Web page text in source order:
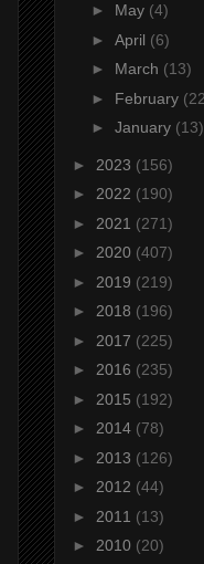
► May (4)
► April (6)
► March (13)
► February
► January (13)
► 2023 (156)
► 2022 (190)
► 2021 (271)
► 2020 (407)
► 2019 (219)
► 2018 (196)
► 2017 (225)
► 2016 (235)
► 2015 (192)
► 2014 (78)
► 2013 (126)
► 2012 (44)
► 2011 (13)
► 2010 (20)